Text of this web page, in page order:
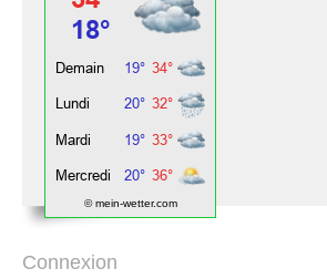
© mein-wetter.com
Connexion